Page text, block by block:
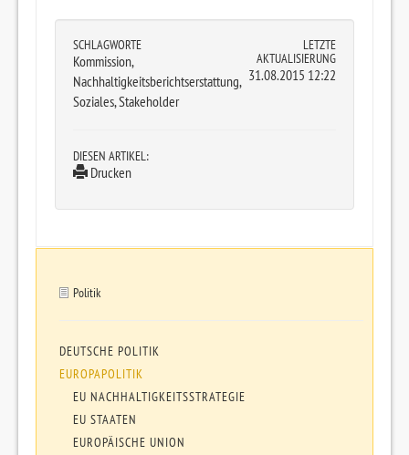
SCHLAGWORTE
Kommission,
Nachhaltigkeitsberichtserstattung,
Soziales, Stakeholder
LETZTE
AKTUALISIERUNG
31.08.2015 12:22
DIESEN ARTIKEL:
Drucken
Politik
DEUTSCHE POLITIK
EUROPAPOLITIK
EU NACHHALTIGKEITSSTRATEGIE
EU STAATEN
EUROPÄISCHE UNION